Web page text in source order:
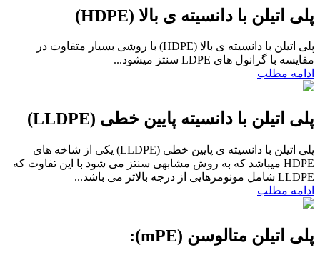
پلی اتیلن با دانسیته ی بالا (HDPE)
پلی اتیلن با دانسیته ی بالا (HDPE) با روشی بسیار متفاوت در
مقایسه با گرانول های LDPE سنتز میشود...
ادامه مطلب
پلی اتیلن با دانسیته پایین خطی (LLDPE)
پلی اتیلن با دانسیته ی پایین خطی (LLDPE) یکی از شاخه های
HDPE میباشد که به روش مشابهی سنتز می شود با این تفاوت که
LLDPE شامل مونومرهایی از درجه بالاتر می باشد...
ادامه مطلب
پلی اتیلن متالوسن (mPE):